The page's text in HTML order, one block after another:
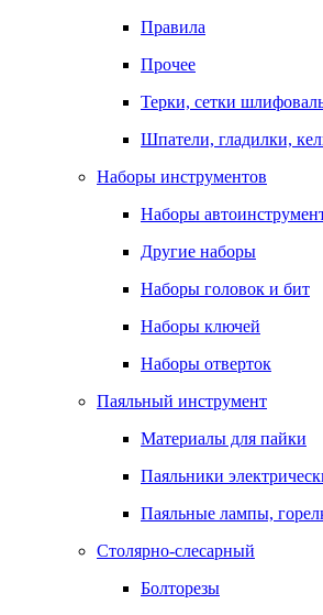
Правила
Прочее
Терки, сетки
Шпатели, гладилки,
Наборы инструментов
Наборы
Другие наборы
Наборы головок и бит
Наборы ключей
Наборы отверток
Паяльный инструмент
Материалы для пайки
Паяльники
Паяльные лампы,
Столярно-слесарный
Болторезы